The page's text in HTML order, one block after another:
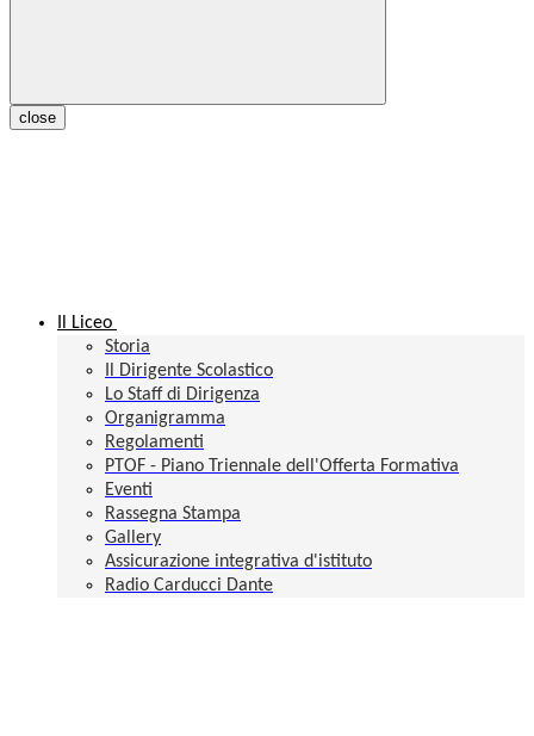
close
Il Liceo
Storia
Il Dirigente Scolastico
Lo Staff di Dirigenza
Organigramma
Regolamenti
PTOF - Piano Triennale dell'Offerta Formativa
Eventi
Rassegna Stampa
Gallery
Assicurazione integrativa d'istituto
Radio Carducci Dante